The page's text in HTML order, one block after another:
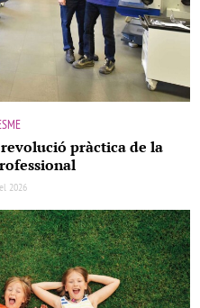
pràctica de la
2026